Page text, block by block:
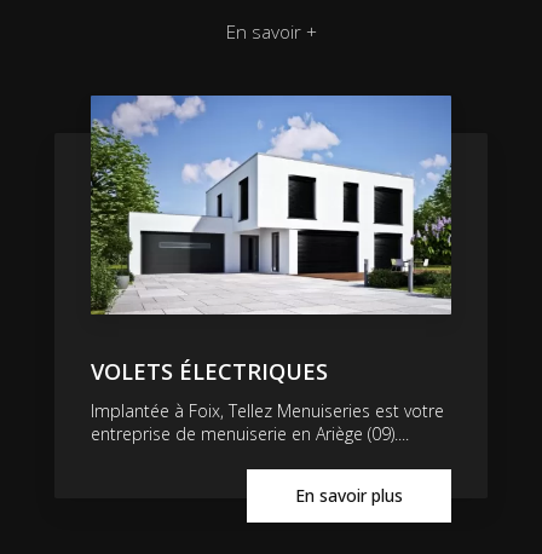
En savoir +
VOLETS ÉLECTRIQUES
Implantée à Foix, Tellez Menuiseries est votre
entreprise de menuiserie en Ariège (09)....
En savoir plus